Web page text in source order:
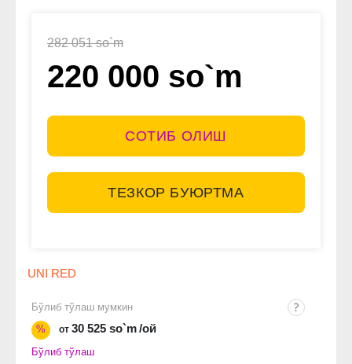
282 051 so`m
220 000 so`m
СОТИБ ОЛИШ
ТЕЗКОР БУЮРТМА
UNI RED
Бўлиб тўлаш мумкин
%
от 30 525 so`m/ой
Бўлиб тўлаш